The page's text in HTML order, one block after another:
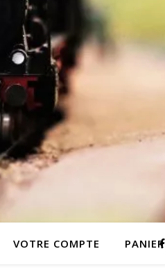
VOTRE COMPTE PANIER